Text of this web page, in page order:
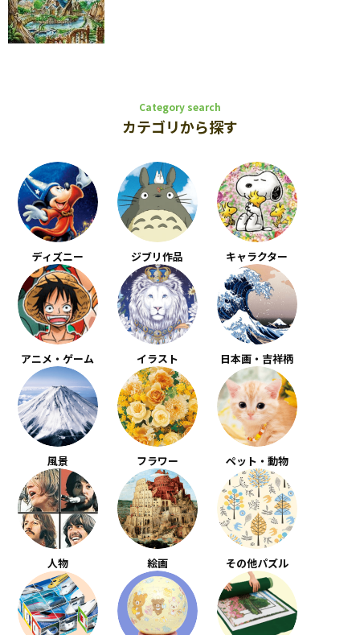
Category search
カテゴリから探す
ディズニー ジブリ作品 キャラクター
アニメ・ゲーム イラスト 日本画・吉祥柄
風景 フラワー ペット・動物
人物 絵画 その他パズル